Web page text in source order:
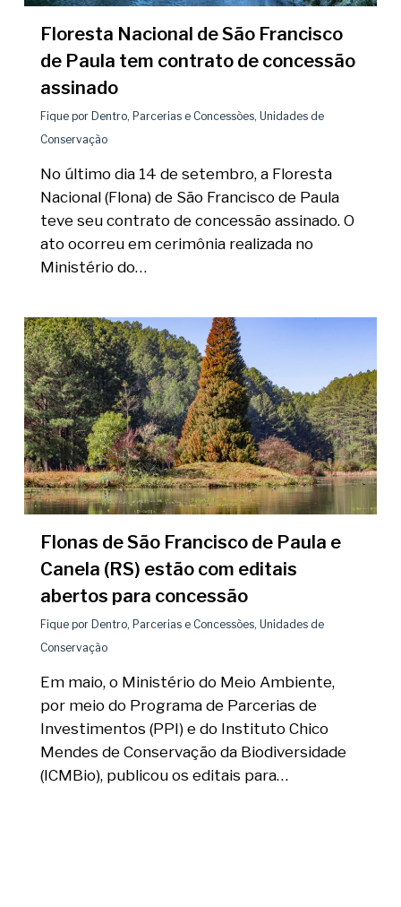
Floresta Nacional de São Francisco
de Paula tem contrato de concessão
assinado
Fique por Dentro, Parcerias e Concessões, Unidades de
Conservação
No último dia 14 de setembro, a Floresta
Nacional (Flona) de São Francisco de Paula
teve seu contrato de concessão assinado. O
ato ocorreu em cerimônia realizada no
Ministério do…
Flonas de São Francisco de Paula e
Canela (RS) estão com editais
abertos para concessão
Fique por Dentro, Parcerias e Concessões, Unidades de
Conservação
Em maio, o Ministério do Meio Ambiente,
por meio do Programa de Parcerias de
Investimentos (PPI) e do Instituto Chico
Mendes de Conservação da Biodiversidade
(ICMBio), publicou os editais para…